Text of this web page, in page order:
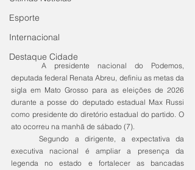
Esporte
Internacional
Destaque Cidade
deputada federal Renata Abreu, definiu as metas da
sigla em Mato Grosso para as eleições de 2026
durante a posse do deputado estadual Max Russi
como presidente do diretório estadual do partido. O
ato ocorreu na manhã de sábado (7).
	Segundo a dirigente, a expectativa da
executiva nacional é ampliar a presença da
legenda no estado e fortalecer as bancadas